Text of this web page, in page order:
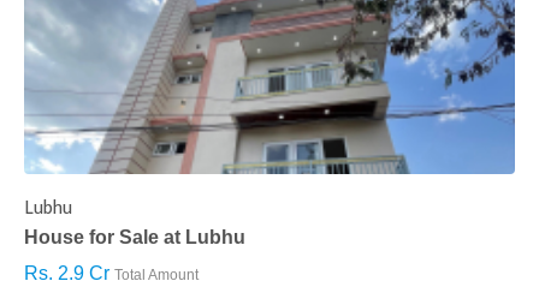
Lubhu
House for Sale at Lubhu
Rs. 2.9 Cr Total Amount